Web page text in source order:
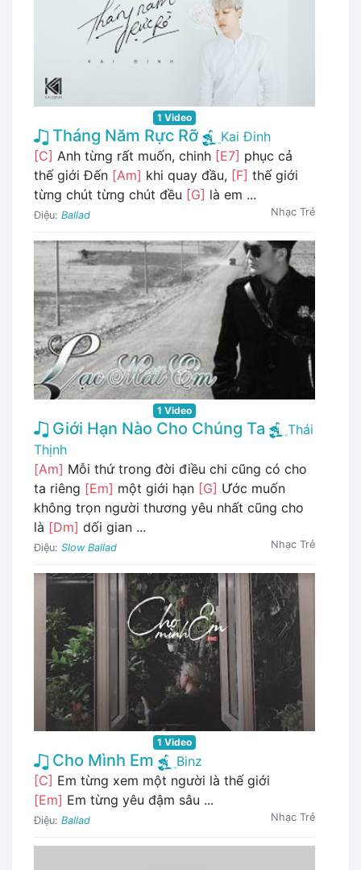
1 Video
Tháng Năm Rực Rỡ
Kai Đinh
[C] Anh từng rất muốn, chinh [E7] phục cả
thế giới Đến [Am] khi quay đầu, [F] thế giới
từng chút từng chút đều [G] là em ...
Điệu: Ballad Nhạc Trẻ
1 Video
Giới Hạn Nào Cho Chúng Ta
Thái
Thịnh
[Am] Mỗi thứ trong đời điều chi cũng có cho
ta riêng [Em] một giới hạn [G] Ước muốn
không trọn người thương yêu nhất cũng cho
là [Dm] dối gian ...
Điệu: Slow Ballad Nhạc Trẻ
1 Video
Cho Mình Em
Binz
[C] Em từng xem một người là thế giới
[Em] Em từng yêu đậm sâu ...
Điệu: Ballad Nhạc Trẻ